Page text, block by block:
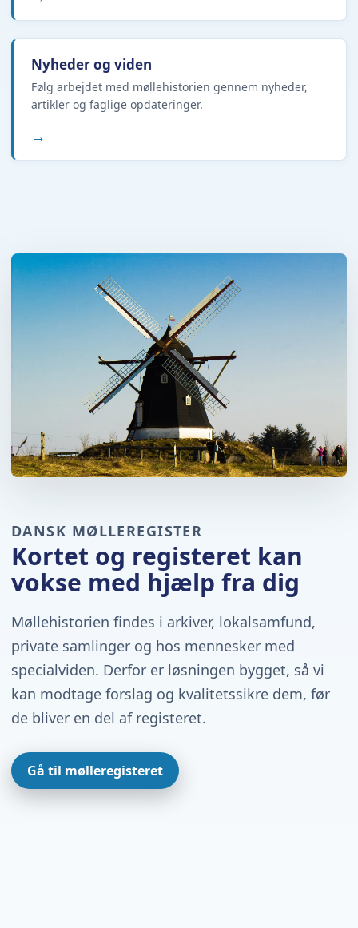
Nyheder og viden
Følg arbejdet med møllehistorien gennem nyheder,
artikler og faglige opdateringer.
→
DANSK MØLLEREGISTER
Kortet og registeret kan
vokse med hjælp fra dig
Møllehistorien findes i arkiver, lokalsamfund,
private samlinger og hos mennesker med
specialviden. Derfor er løsningen bygget, så vi
kan modtage forslag og kvalitetssikre dem, før
de bliver en del af registeret.
Gå til mølleregisteret